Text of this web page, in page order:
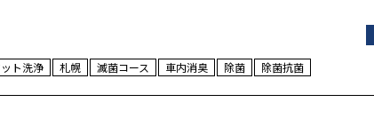
ト洗浄 札幌 滅菌コース 車内消臭 除菌 除菌抗菌